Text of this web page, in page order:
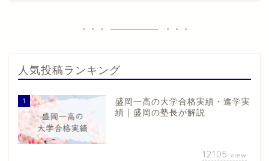
人気投稿ランキング
1
盛岡一高の大学合格実績・進学実
績｜盛岡の塾長が解説
12105 view